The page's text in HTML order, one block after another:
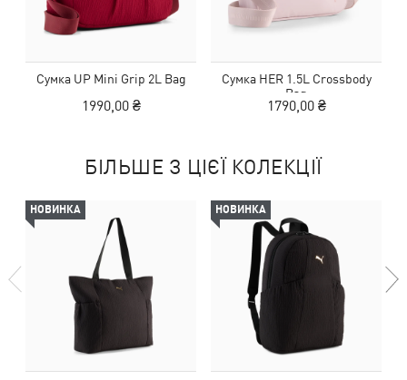
Сумка UP Mini Grip 2L Bag
1990,00 ₴
Сумка HER 1.5L Crossbody
Bag
1790,00 ₴
БІЛЬШЕ З ЦІЄЇ КОЛЕКЦІЇ
НОВИНКА НОВИНКА